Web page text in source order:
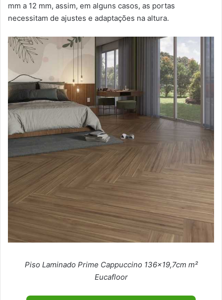
mm a 12 mm, assim, em alguns casos, as portas
necessitam de ajustes e adaptações na altura.
Piso Laminado Prime Cappuccino 136×19,7cm m²
Eucafloor